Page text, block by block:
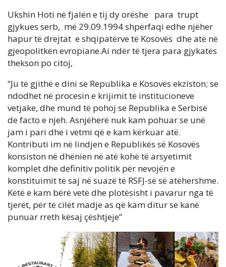
Ukshin Hoti në fjalën e tij dy orëshe para trupt
gjykues serb, më 29.09.1994 shpërfaqi edhe njëher
hapur të drejtat e shqipatërve të Kosovës dhe atë në
gjeopolitkën evropiane.Ai ndër të tjera para gjykatës
thekson po citoj,
“Ju të gjithë e dini se Republika e Kosovës ekziston; se
ndodhet në procesin e krijimit të institucioneve
vetjake, dhe mund të pohoj se Republika e Serbisë
de facto e njeh. Asnjëherë nuk kam pohuar se unë
jam i pari dhe i vetmi që e kam kërkuar atë.
Kontributi im në lindjen e Republikës së Kosovës
konsiston në dhënien në atë kohë të arsyetimit
komplet dhe definitiv politik për nevojën e
konstituimit të saj në suazë të RSFJ-së së atëhershme.
Këtë e kam bërë vetë dhe plotësisht i pavarur nga të
tjerët, për të cilët madje as që kam ditur se kanë
punuar rreth kësaj çështjeje”